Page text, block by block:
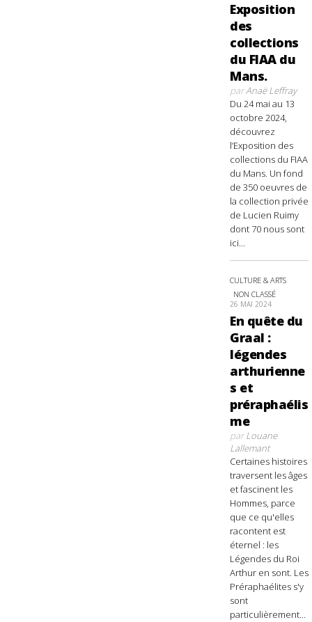
Exposition
des
collections
du FIAA du
Mans.
parAnaë Leffray
Du 24 mai au 13
octobre 2024,
découvrez
l’Exposition des
collections du FIAA
du Mans. Un fond
de 350 oeuvres de
la collection privée
de Lucien Ruimy
dont 70 nous sont
ici...
CULTURE & ARTS
NON CLASSÉ
26 MAI 2024
En quête du
Graal :
légendes
arthurienne
s et
préraphaélis
me
parLouane
Lallemant
Certaines histoires
traversent les âges
et fascinent les
Hommes, parce
que ce qu'elles
racontent est
éternel : les
Légendes du Roi
Arthur en sont. Les
Préraphaélites s'y
sont
particulièrement...